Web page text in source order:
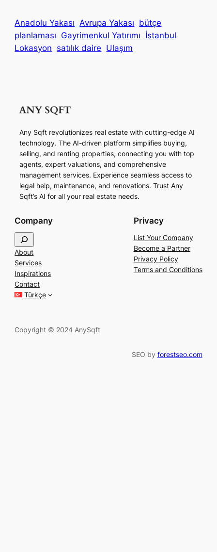
Anadolu Yakası Avrupa Yakası bütçe
planlaması Gayrimenkul Yatırımı İstanbul
Lokasyon satılık daire Ulaşım
Any Sqft revolutionizes real estate with cutting-edge AI
technology. The AI-driven platform simplifies buying,
selling, and renting properties, connecting you with top
agents, expert valuations, and comprehensive
management services. Experience seamless access to
legal help, maintenance, and renovations. Trust Any
Sqft’s AI for all your real estate needs.
Company
e
a
r
c
h
About
Services
Inspirations
Contact
Türkçe
Privacy
List Your Company
Become a Partner
Privacy Policy
Terms and Conditions
Copyright © 2024 AnySqft
SEO by forestseo.com